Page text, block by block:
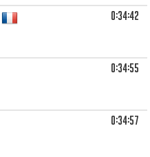
0:34:42
0:34:55
0:34:57